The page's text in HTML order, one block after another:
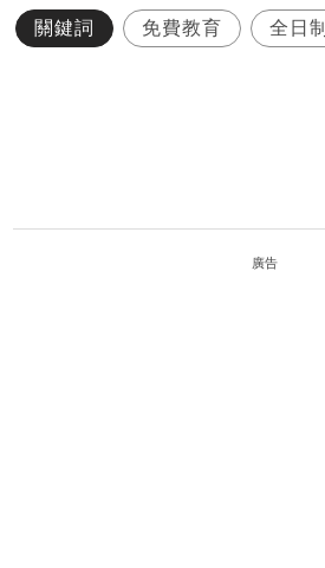
關鍵詞 免費教育 全日制
廣告